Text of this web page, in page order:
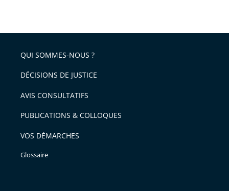
QUI SOMMES-NOUS ?
DÉCISIONS DE JUSTICE
AVIS CONSULTATIFS
PUBLICATIONS & COLLOQUES
VOS DÉMARCHES
Glossaire